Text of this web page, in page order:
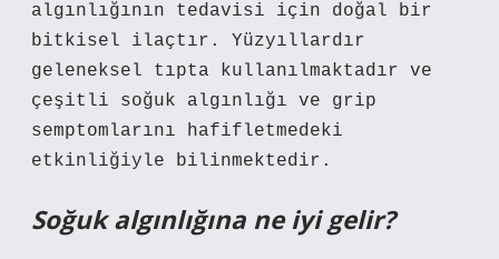
algınlığının tedavisi için doğal bir
bitkisel ilaçtır. Yüzyıllardır
geleneksel tıpta kullanılmaktadır ve
çeşitli soğuk algınlığı ve grip
semptomlarını hafifletmedeki
etkinliğiyle bilinmektedir.
Soğuk algınlığına ne iyi gelir?